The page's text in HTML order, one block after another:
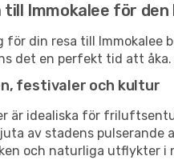
till Immokalee för
din resa till Immokalee
det en perfekt tid att åka.
festivaler och kultur
är idealiska för
av stadens pulserande
och naturliga utflykter i